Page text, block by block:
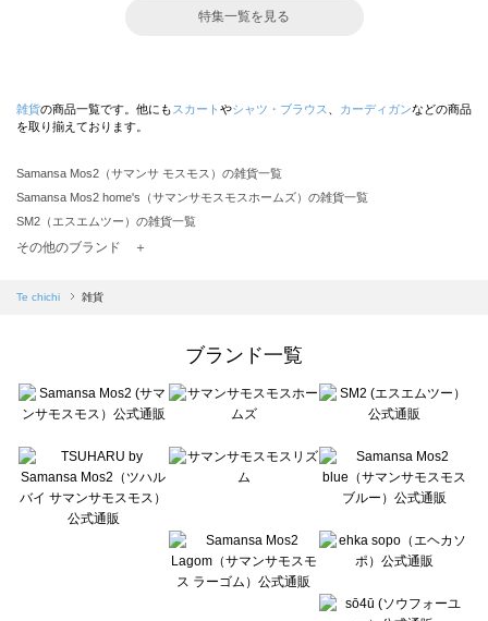
特集一覧を見る
雑貨の商品一覧です。他にも スカート やシャツ・ブラウス カーディガンなどの商品
を取り揃えております。
Samansa Mos2（サマンサ モスモス）の雑貨一覧
Samansa Mos2 home's（サマンサモスモスホームズ）の雑貨一覧
SM2（エスエムツー）の雑貨一覧
TSUHARU by Samansa Mos2（ツハルバイサマンサモスモス）の雑貨一覧
Samansa Mos2 blue（サマンサモスモス ブルー）の雑貨一覧
sō4ū（ソウフォーユー）の雑貨一覧
Te chichi（テチチ）の雑貨一覧
Te chichi CLASSIC（テチチ クラシック）の雑貨一覧
Lugnoncure（ルノンキュール）の雑貨一覧
BETTY'S BLUE（べティーズブルー）の雑貨一覧
Wpc.（ワールドパーティー）の雑貨一覧
その他のブランド ＋
Te chichi 雑貨
ブランド一覧